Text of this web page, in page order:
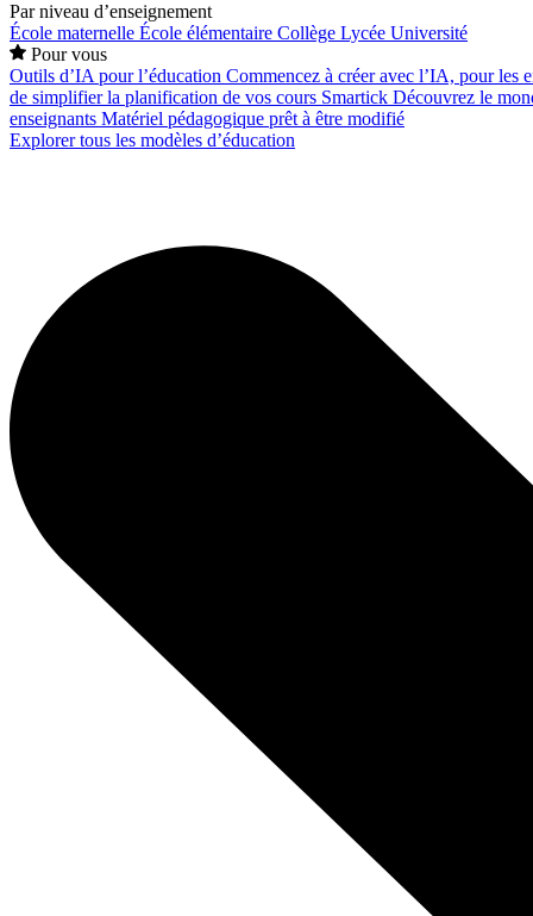
Par niveau d’enseignement
École maternelle École élémentaire Collège Lycée Université
Pour vous
Outils d’IA pour l’éducation Commencez à créer avec l’IA, pour les
de simplifier la planification de vos cours Smartick Découvrez le
enseignants Matériel pédagogique prêt à être modifié
Explorer tous les modèles d’éducation